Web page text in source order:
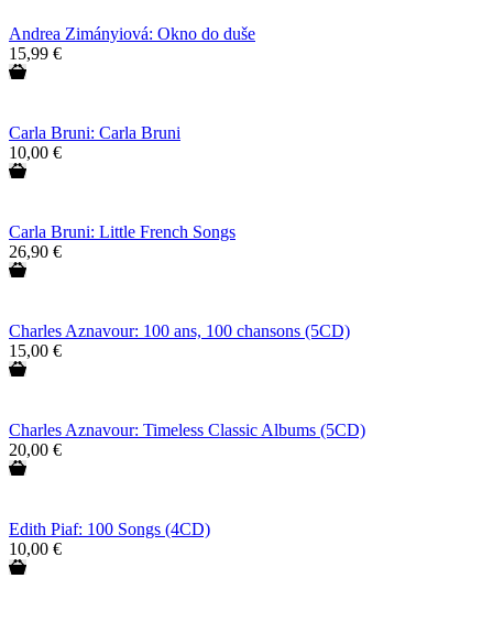
Andrea Zimányiová: Okno do duše
15,99 €
Carla Bruni: Carla Bruni
10,00 €
Carla Bruni: Little French Songs
26,90 €
Charles Aznavour: 100 ans, 100 chansons (5CD)
15,00 €
Charles Aznavour: Timeless Classic Albums (5CD)
20,00 €
Edith Piaf: 100 Songs (4CD)
10,00 €